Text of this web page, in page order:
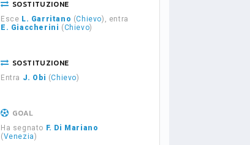
SOSTITUZIONE
Esce L. Garritano (Chievo), entra
E. Giaccherini (Chievo)
SOSTITUZIONE
Entra J. Obi (Chievo)
GOAL
Ha segnato F. Di Mariano
(Venezia)